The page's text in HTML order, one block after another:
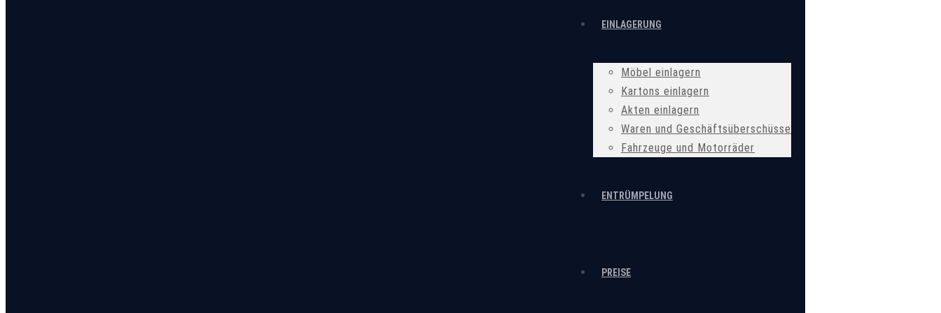
EINLAGERUNG
Möbel einlagern
Kartons einlagern
Akten einlagern
Waren und Geschäftsüberschüsse
Fahrzeuge und Motorräder
ENTRÜMPELUNG
PREISE